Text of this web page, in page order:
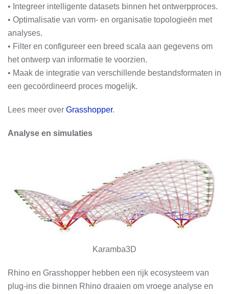
• Integreer intelligente datasets binnen het ontwerpproces.
• Optimalisatie van vorm- en organisatie topologieën met
analyses.
• Filter en configureer een breed scala aan gegevens om
het ontwerp van informatie te voorzien.
• Maak de integratie van verschillende bestandsformaten in
een gecoördineerd proces mogelijk.
Lees meer over Grasshopper.
Analyse en simulaties
Karamba3D
Rhino en Grasshopper hebben een rijk ecosysteem van
plug-ins die binnen Rhino draaien om vroege analyse en